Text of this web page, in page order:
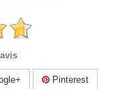
Pinterest